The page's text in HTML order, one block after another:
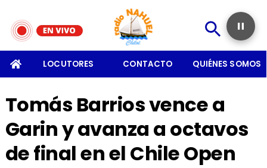
LOCUTORES CONTACTO QUIÉNES SOMOS
Tomás Barrios vence a
Garin y avanza a octavos
de final en el Chile Open